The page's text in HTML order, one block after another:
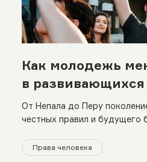
Как молодежь
в развивающихся
От Непала до Перу
честных правил и будущего
Права человека